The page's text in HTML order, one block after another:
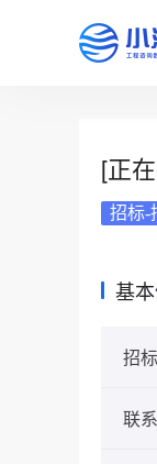
[正
招标-
基
招
联